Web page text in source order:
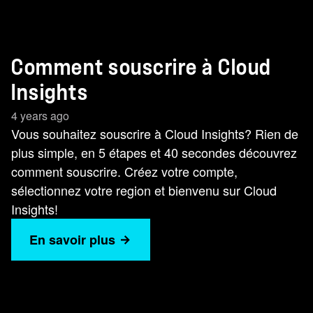
Comment souscrire à Cloud
Insights
4 years ago
Vous souhaitez souscrire à Cloud Insights? Rien de
plus simple, en 5 étapes et 40 secondes découvrez
comment souscrire. Créez votre compte,
sélectionnez votre region et bienvenu sur Cloud
Insights!
En savoir plus